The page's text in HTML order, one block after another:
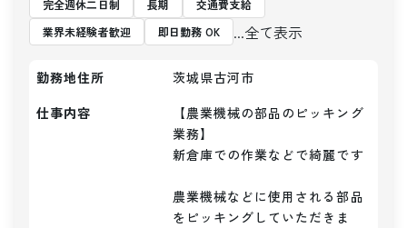
完全週休二日制 長期
交通費支給
業界未経験者歓迎
即日勤務 OK ...全て表示
勤務地住所
茨城県古河市
仕事内容
【農業機械の部品のピッキング
業務】
新倉庫での作業などで綺麗です
農業機械などに使用される部品
をピッキングしていただきま